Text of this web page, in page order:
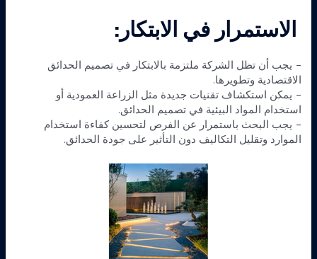
الاستمرار في الابتكار:
– يجب أن تظل الشركة ملتزمة بالابتكار في تصميم الحدائق
الاقتصادية وتطويرها.
– يمكن استكشاف تقنيات جديدة مثل الزراعة العمودية أو
استخدام المواد البيئية في تصميم الحدائق.
– يجب البحث باستمرار عن الفرص لتحسين كفاءة استخدام
الموارد وتقليل التكاليف دون التأثير على جودة الحدائق.